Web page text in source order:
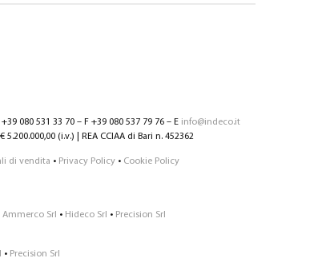
080 531 33 70 – F +39 080 537 79 76 – E info@indeco.it
(i.v.) | REA CCIAA di Bari n. 452362
di vendita • Privacy Policy • Cookie Policy
Ammerco Srl • Hideco Srl • Precision Srl
• Precision Srl